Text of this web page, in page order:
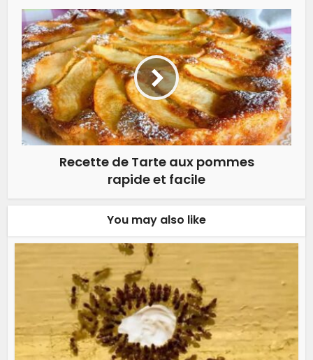
Recette de Tarte aux pommes
rapide et facile
You may also like